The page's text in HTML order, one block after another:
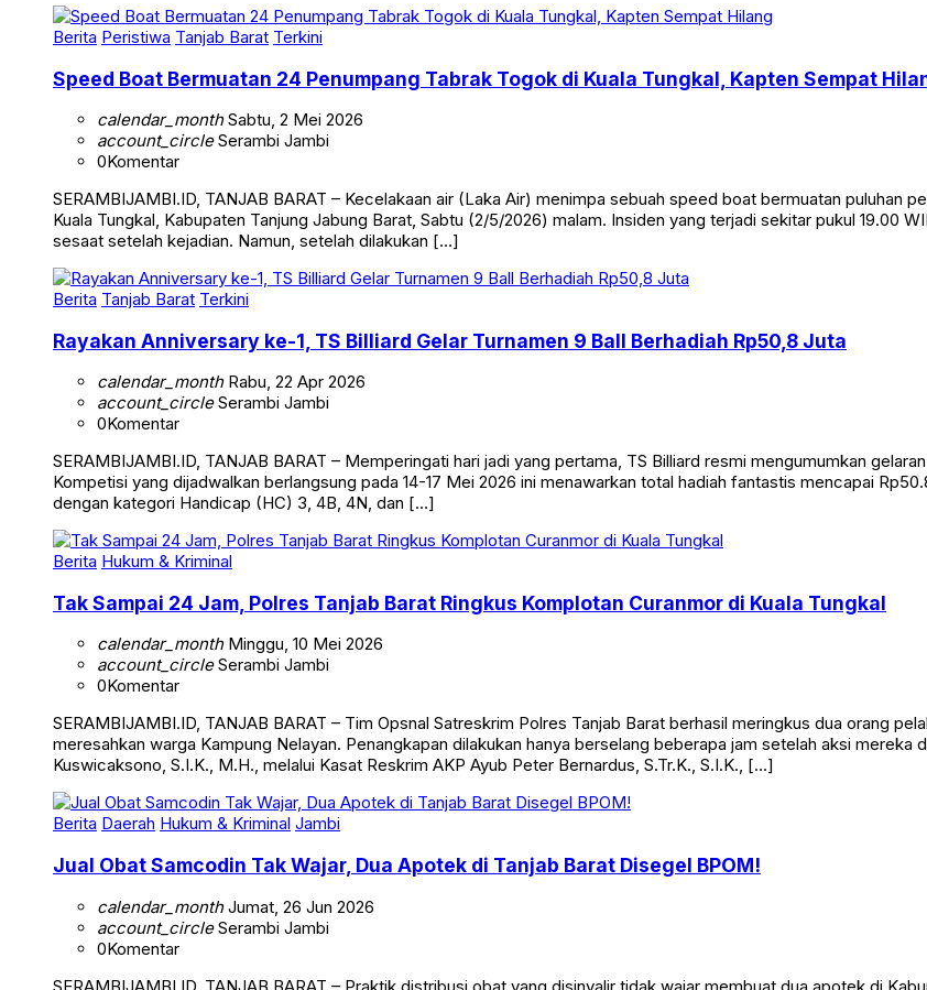
Berita Peristiwa Tanjab Barat Terkini
Speed Boat Bermuatan 24 Penumpang Tabrak Togok di Kuala Tungkal, Kapten Sempat
calendar_monthSabtu, 2 Mei 2026
account_circleSerambi Jambi
0Komentar
SERAMBIJAMBI.ID, TANJAB BARAT – Kecelakaan air (Laka Air) menimpa sebuah speed boat bermuatan puluhan
Kuala Tungkal, Kabupaten Tanjung Jabung Barat, Sabtu (2/5/2026) malam. Insiden yang terjadi sekitar pukul 19.00
sesaat setelah kejadian. Namun, setelah dilakukan […]
Berita Tanjab Barat Terkini
Rayakan Anniversary ke-1, TS Billiard Gelar Turnamen 9 Ball Berhadiah Rp50,8 Juta
calendar_monthRabu, 22 Apr 2026
account_circleSerambi Jambi
0Komentar
SERAMBIJAMBI.ID, TANJAB BARAT – Memperingati hari jadi yang pertama, TS Billiard resmi mengumumkan
Kompetisi yang dijadwalkan berlangsung pada 14-17 Mei 2026 ini menawarkan total hadiah fantastis mencapai
dengan kategori Handicap (HC) 3, 4B, 4N, dan […]
Berita Hukum & Kriminal
Tak Sampai 24 Jam, Polres Tanjab Barat Ringkus Komplotan Curanmor di Kuala Tungkal
calendar_monthMinggu, 10 Mei 2026
account_circleSerambi Jambi
0Komentar
SERAMBIJAMBI.ID, TANJAB BARAT – Tim Opsnal Satreskrim Polres Tanjab Barat berhasil meringkus dua orang
meresahkan warga Kampung Nelayan. Penangkapan dilakukan hanya berselang beberapa jam setelah aksi mereka
Kuswicaksono, S.I.K., M.H., melalui Kasat Reskrim AKP Ayub Peter Bernardus, S.Tr.K., S.I.K., […]
Berita Daerah Hukum & Kriminal Jambi
Jual Obat Samcodin Tak Wajar, Dua Apotek di Tanjab Barat Disegel BPOM!
calendar_monthJumat, 26 Jun 2026
account_circleSerambi Jambi
0Komentar
SERAMBIJAMBI.ID, TANJAB BARAT – Praktik distribusi obat yang disinyalir tidak wajar membuat dua apotek di